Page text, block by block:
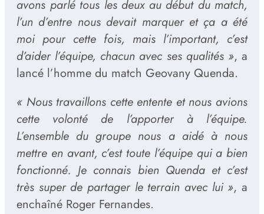
avons parlé tous les deux au début du match,
l’un d’entre nous devait marquer et ça a été
moi pour cette fois, mais l’important, c’est
d’aider l’équipe, chacun avec ses qualités », a
lancé l’homme du match Geovany Quenda.
« Nous travaillons cette entente et nous avions
cette volonté de l’apporter à l’équipe.
L’ensemble du groupe nous a aidé à nous
mettre en avant, c’est toute l’équipe qui a bien
fonctionné. Je connais bien Quenda et c’est
très super de partager le terrain avec lui », a
enchaîné Roger Fernandes.